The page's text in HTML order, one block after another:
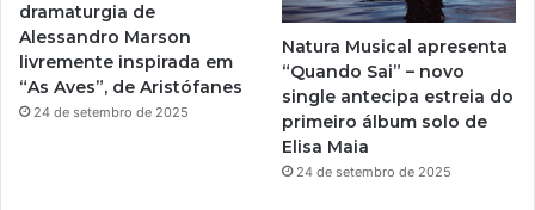
r
a
m
dramaturgia de
Alessandro Marson
livremente inspirada em
“As Aves”, de Aristófanes
24 de setembro de 2025
Natura Musical apresenta
“Quando Sai” – novo
single antecipa estreia do
primeiro álbum solo de
Elisa Maia
24 de setembro de 2025